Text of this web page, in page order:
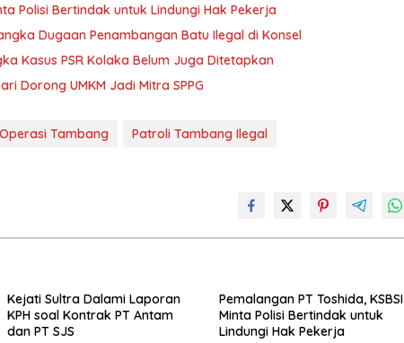
Polisi Bertindak untuk Lindungi Hak Pekerja
Dugaan Penambangan Batu Ilegal di Konsel
Kasus PSR Kolaka Belum Juga Ditetapkan
Dorong UMKM Jadi Mitra SPPG
Operasi Tambang Patroli Tambang Ilegal
Kejati Sultra Dalami Laporan
KPH soal Kontrak PT Antam
dan PT SJS
Pemalangan PT Toshida, KSBSI
Minta Polisi Bertindak untuk
Lindungi Hak Pekerja